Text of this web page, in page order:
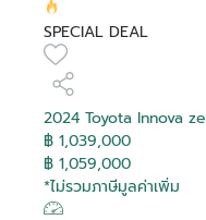
SPECIAL DEAL
2024 Toyota Innova
฿ 1,039,000
฿ 1,059,000
*ไม่รวมภาษีมูลค่าเพิ่ม